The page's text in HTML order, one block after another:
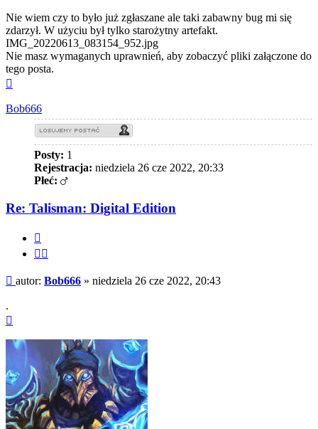
Nie wiem czy to było już zgłaszane ale taki zabawny bug mi się
zdarzył. W użyciu był tylko starożytny artefakt.
IMG_20220613_083154_952.jpg
Nie masz wymaganych uprawnień, aby zobaczyć pliki załączone do
tego posta.
Bob666
Posty: 1
Rejestracja: niedziela 26 cze 2022, 20:33
Płeć:
Re: Talisman: Digital Edition
Post
autor: Bob666 » niedziela 26 cze 2022, 20:43
.